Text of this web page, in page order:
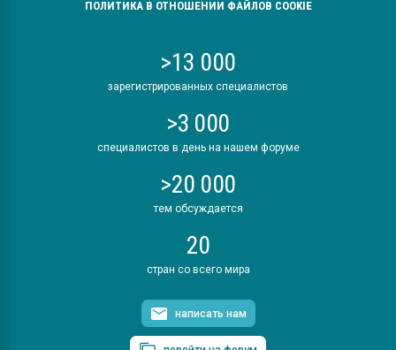
ПОЛИТИКА В ОТНОШЕНИИ ФАЙЛОВ COOKIE
>13 000
зарегистрированных специалистов
>3 000
специалистов в день на нашем форуме
>20 000
тем обсуждается
20
стран со всего мира
написать нам